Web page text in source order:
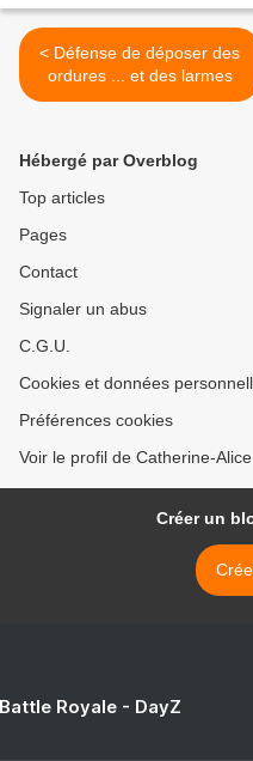
< Défense de déposer des
ordures ... et des larmes
Hébergé par Overblog
Top articles
Pages
Contact
Signaler un abus
C.G.U.
Cookies et données
Préférences cookies
Voir le profil de Catherine-
Créer un
Royale - DayZ